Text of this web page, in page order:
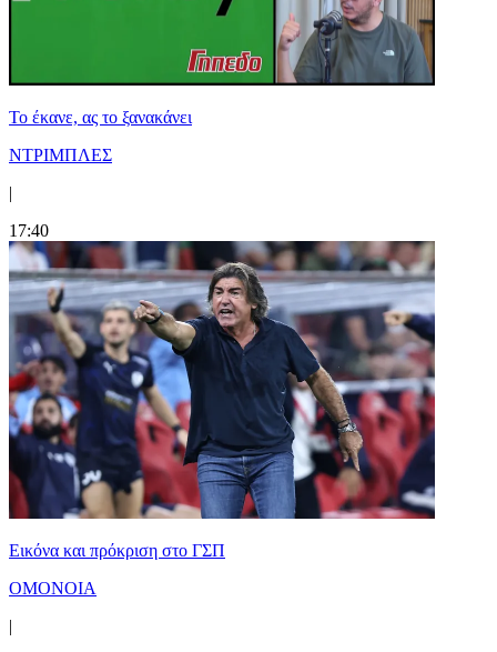
Το έκανε, ας το ξανακάνει
ΝΤΡΙΜΠΛΕΣ
|
17:40
Εικόνα και πρόκριση στο ΓΣΠ
ΟΜΟΝΟΙΑ
|